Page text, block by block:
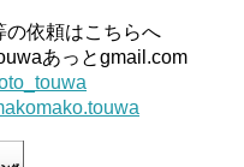
依頼はこちらへ
あっとgmail.com